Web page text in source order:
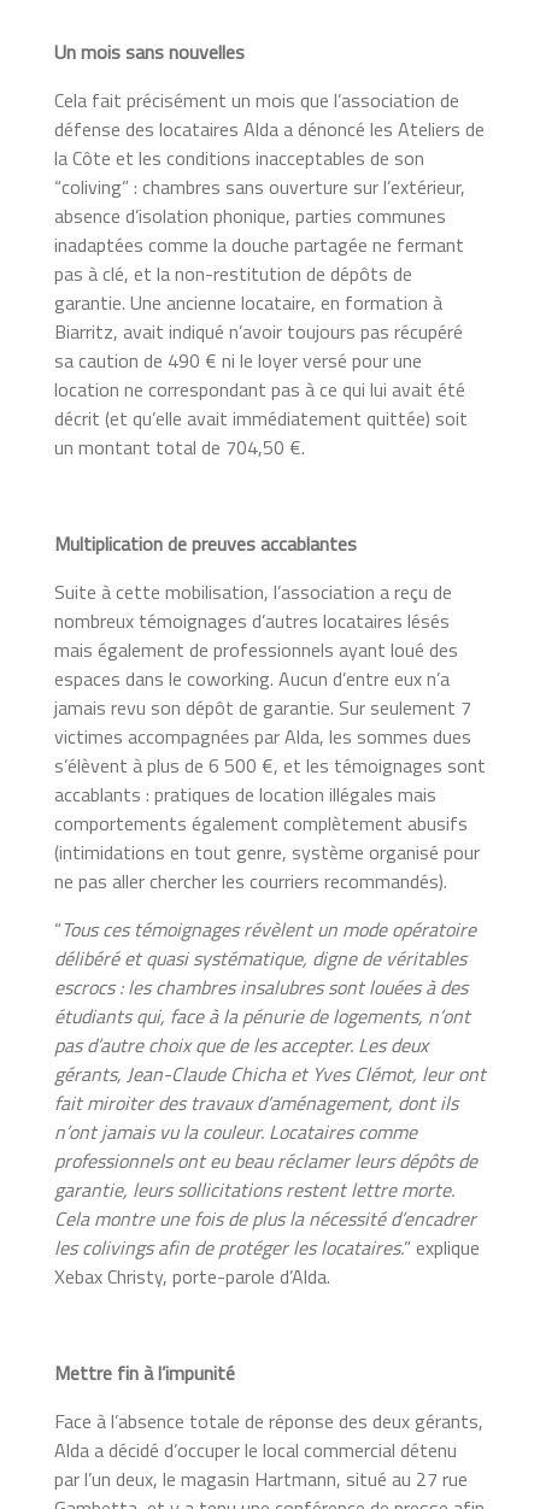
Un mois sans nouvelles
Cela fait précisément un mois que l’association de
défense des locataires Alda a dénoncé les Ateliers de
la Côte et les conditions inacceptables de son
“coliving” : chambres sans ouverture sur l’extérieur,
absence d’isolation phonique, parties communes
inadaptées comme la douche partagée ne fermant
pas à clé, et la non-restitution de dépôts de
garantie. Une ancienne locataire, en formation à
Biarritz, avait indiqué n’avoir toujours pas récupéré
sa caution de 490 € ni le loyer versé pour une
location ne correspondant pas à ce qui lui avait été
décrit (et qu’elle avait immédiatement quittée) soit
un montant total de 704,50 €.
Multiplication de preuves accablantes
Suite à cette mobilisation, l’association a reçu de
nombreux témoignages d’autres locataires lésés
mais également de professionnels ayant loué des
espaces dans le coworking. Aucun d’entre eux n’a
jamais revu son dépôt de garantie. Sur seulement 7
victimes accompagnées par Alda, les sommes dues
s’élèvent à plus de 6 500 €, et les témoignages sont
accablants : pratiques de location illégales mais
comportements également complètement abusifs
(intimidations en tout genre, système organisé pour
ne pas aller chercher les courriers recommandés).
“Tous ces témoignages révèlent un mode opératoire
délibéré et quasi systématique, digne de véritables
escrocs : les chambres insalubres sont louées à des
étudiants qui, face à la pénurie de logements, n’ont
pas d’autre choix que de les accepter. Les deux
gérants, Jean-Claude Chicha et Yves Clémot, leur ont
fait miroiter des travaux d’aménagement, dont ils
n’ont jamais vu la couleur. Locataires comme
professionnels ont eu beau réclamer leurs dépôts de
garantie, leurs sollicitations restent lettre morte.
Cela montre une fois de plus la nécessité d’encadrer
les colivings afin de protéger les locataires.” explique
Xebax Christy, porte-parole d’Alda.
Mettre fin à l’impunité
Face à l’absence totale de réponse des deux gérants,
Alda a décidé d’occuper le local commercial détenu
par l’un deux, le magasin Hartmann, situé au 27 rue